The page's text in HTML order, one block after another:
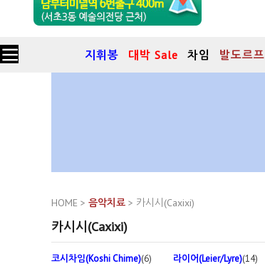
지휘봉 대박 Sale 차임 발도르프
HOME > 음악치료 > 카시시(Caxixi)
카시시(Caxixi)
코시차임(Koshi Chime)(6) 라이어(Leier/Lyre)(14)